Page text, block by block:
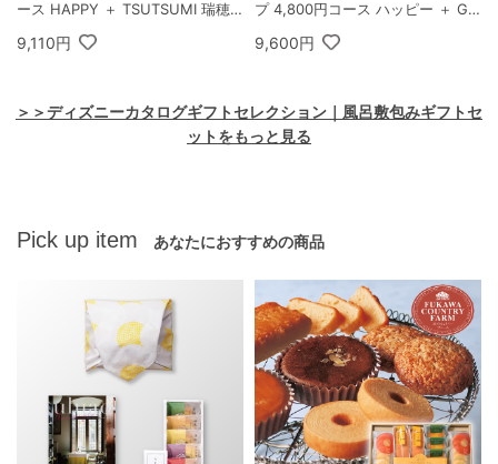
ース HAPPY ＋ TSUTSUMI 瑞穂
9,110円
プ 4,800円コース ハッピー ＋ GO
DIVA ゴディバ ラングドシャクッ
キーアソートメント 30枚入
9,600円
＞＞ディズニーカタログギフトセレクション｜風呂敷包みギフトセ
ットをもっと見る
Pick up item あなたにおすすめの商品